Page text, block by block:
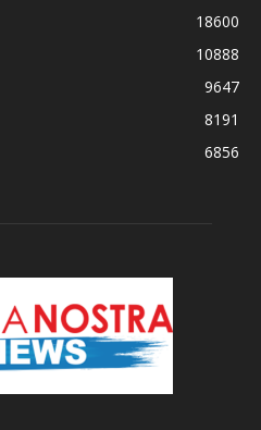
18600
10888
9647
8191
6856